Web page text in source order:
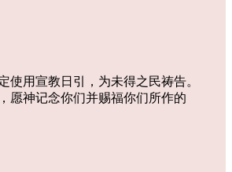
使用宣教日引，为未得之民祷告。
愿神记念你们并赐福你们所作的